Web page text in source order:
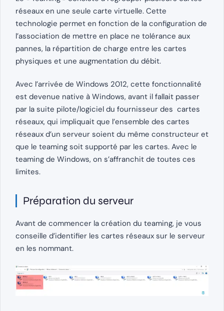
réseaux en une seule carte virtuelle. Cette
technologie permet en fonction de la configuration de
l’association de mettre en place ne tolérance aux
pannes, la répartition de charge entre les cartes
physiques et une augmentation du débit.
Avec l’arrivée de Windows 2012, cette fonctionnalité
est devenue native à Windows, avant il fallait passer
par la suite pilote/logiciel du fournisseur des cartes
réseaux, qui impliquait que l’ensemble des cartes
réseaux d’un serveur soient du même constructeur et
que le teaming soit supporté par les cartes. Avec le
teaming de Windows, on s’affranchit de toutes ces
limites.
Préparation du serveur
Avant de commencer la création du teaming, je vous
conseille d’identifier les cartes réseaux sur le serveur
en les nommant.